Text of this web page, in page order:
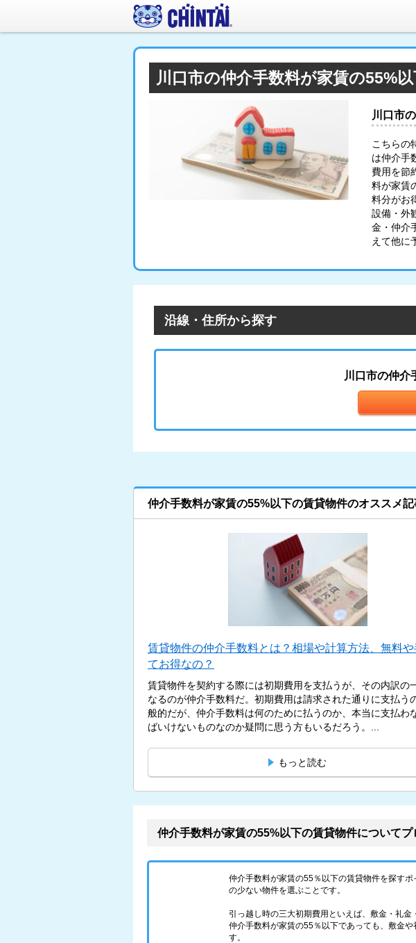
川口市の仲介手数料が家賃の55%
川口市
こちらの
は仲介手
費用を節
料が家賃
料分がお
設備・外
金・仲介
えて他に
沿線・住所から探す
川口市の仲介
仲介手数料が家賃の55%以下の賃貸物件のオススメ記
賃貸物件の仲介手数料とは？相場や計算方法、無料や
てお得なの？
賃貸物件を契約する際には初期費用を支払うが、その内訳の
なるのが仲介手数料だ。初期費用は請求された通りに支払う
般的だが、仲介手数料は何のために払うのか、本当に支払わ
ばいけないものなのか疑問に思う方もいるだろう。...
もっと読む
仲介手数料が家賃の55%以下の賃貸物件についてプ
仲介手数料が家賃の55％以下の賃貸物件を探す
の少ない物件を選ぶことです。
引っ越し時の三大初期費用といえば、敷金・礼金
仲介手数料が家賃の55％以下であっても、敷金
す。